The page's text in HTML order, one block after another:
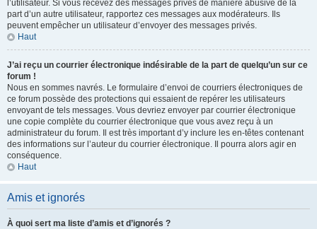
l’utilisateur. Si vous recevez des messages privés de manière abusive de la
part d’un autre utilisateur, rapportez ces messages aux modérateurs. Ils
peuvent empêcher un utilisateur d’envoyer des messages privés.
Haut
J’ai reçu un courrier électronique indésirable de la part de quelqu’un sur ce
forum !
Nous en sommes navrés. Le formulaire d’envoi de courriers électroniques de
ce forum possède des protections qui essaient de repérer les utilisateurs
envoyant de tels messages. Vous devriez envoyer par courrier électronique
une copie complète du courrier électronique que vous avez reçu à un
administrateur du forum. Il est très important d’y inclure les en-têtes contenant
des informations sur l’auteur du courrier électronique. Il pourra alors agir en
conséquence.
Haut
Amis et ignorés
À quoi sert ma liste d’amis et d’ignorés ?